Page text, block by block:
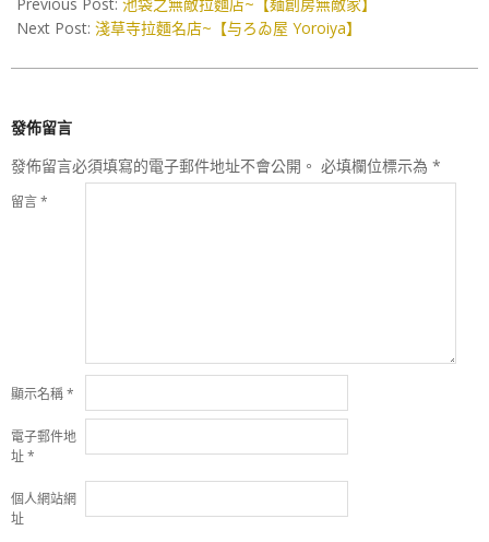
21
Next Post: 淺草寺拉麵名店~【与ろゐ屋 Yoroiya】
發佈留言
發佈留言必須填寫的電子郵件地址不會公開。 必填欄位標示為 *
留言*
顯示名稱*
電子郵件地
址*
個人網站網
址